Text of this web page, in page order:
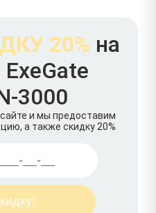
20% на
3000
и мы предоставим
а также скидку 20%